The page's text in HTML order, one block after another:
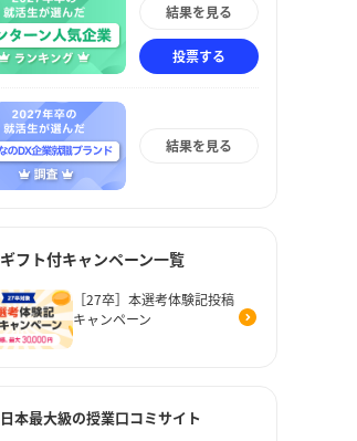
結果を見る
投票する
結果を見る
ギフト付キャンペーン一覧
［27卒］本選考体験記投稿
キャンペーン
日本最大級の授業口コミサイト